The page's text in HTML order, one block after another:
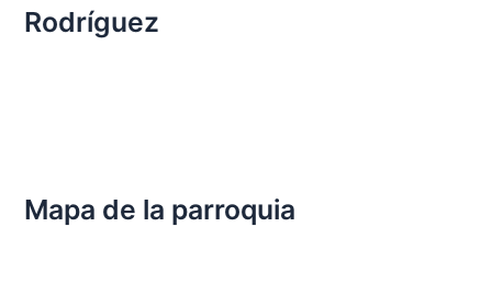
Rodríguez
Mapa de la parroquia